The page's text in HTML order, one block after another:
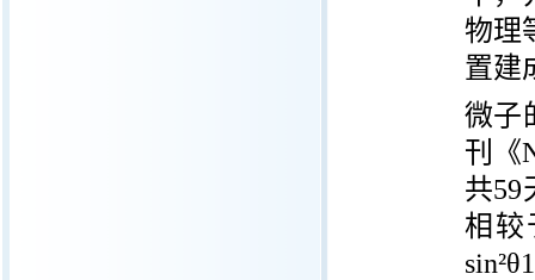
物理
置建
微子
刊《
共59
相较